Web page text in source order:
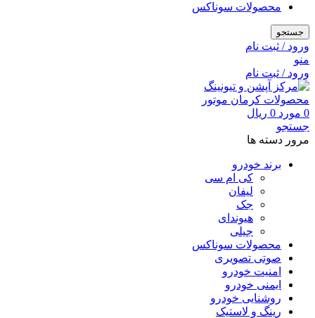
محصولات سوناکس
جستجو
ورود / ثبت نام
منو
ورود / ثبت نام
0 مورد 0 ریال
جستجو
مرور دسته ها
برند خودرو
کی ام سی
لیفان
جک
هیوندای
جیلی
محصولات سوناکس
صوتی تصویری
امنیت خودرو
ایمنی خودرو
روشنایی خودرو
رینگ و لاستیک